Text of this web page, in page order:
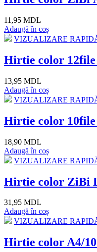
11,95 MDL
Adaugă în coș
VIZUALIZARE
Hirtie color
13,95 MDL
Adaugă în coș
VIZUALIZARE
Hirtie color
18,90 MDL
Adaugă în coș
VIZUALIZARE
Hirtie color ZiBi
31,95 MDL
Adaugă în coș
VIZUALIZARE
Hirtie color A4/